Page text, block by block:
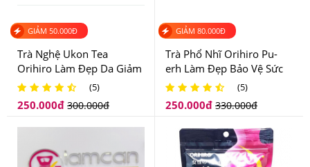
Trà Diếp Cá Orihiro an toàn cho sức khỏe
4.Trà Diếp Cá Orihiro Dokudami Tea Nên Dùng
GIẢM 50.000Đ
Trà Nghệ Ukon Tea
Orihiro Làm Đẹp Da Giảm
Cân Hiệu Quả
(5)
250.000đ 300.000đ
GIẢM 80.000Đ
Trà Phổ Nhĩ Orihiro Pu-
erh Làm Đẹp Bảo Vệ Sức
Khỏe
(5)
250.000đ 330.000đ